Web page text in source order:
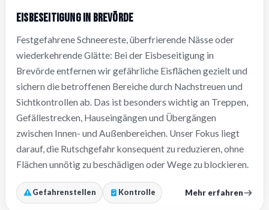
Eisbeseitigung in Brevörde
Festgefahrene Schneereste, überfrierende Nässe oder
wiederkehrende Glätte: Bei der Eisbeseitigung in
Brevörde entfernen wir gefährliche Eisflächen gezielt und
sichern die betroffenen Bereiche durch Nachstreuen und
Sichtkontrollen ab. Das ist besonders wichtig an Treppen,
Gefällestrecken, Hauseingängen und Übergängen
zwischen Innen- und Außenbereichen. Unser Fokus liegt
darauf, die Rutschgefahr konsequent zu reduzieren, ohne
Flächen unnötig zu beschädigen oder Wege zu blockieren.
Gefahrenstellen Kontrolle Mehr erfahren